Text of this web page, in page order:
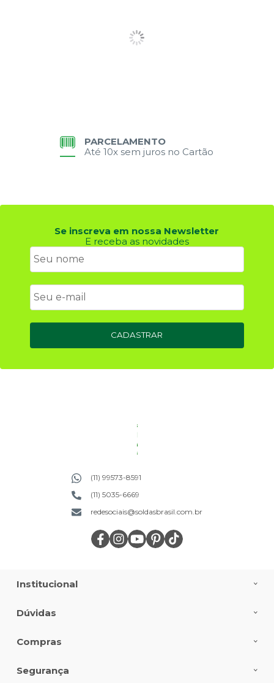
PARCELAMENTO
Até 10x sem juros no Cartão
Se inscreva em nossa Newsletter
E receba as novidades
CADASTRAR
(11) 99573-8591
(11) 5035-6669
redesociais@soldasbrasil.com.br
Institucional
Dúvidas
Compras
Segurança